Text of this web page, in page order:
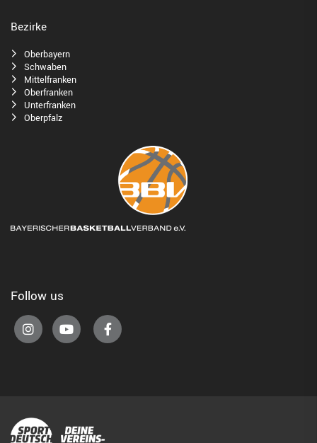
Bezirke
Oberbayern
Schwaben
Mittelfranken
Oberfranken
Unterfranken
Oberpfalz
Follow us